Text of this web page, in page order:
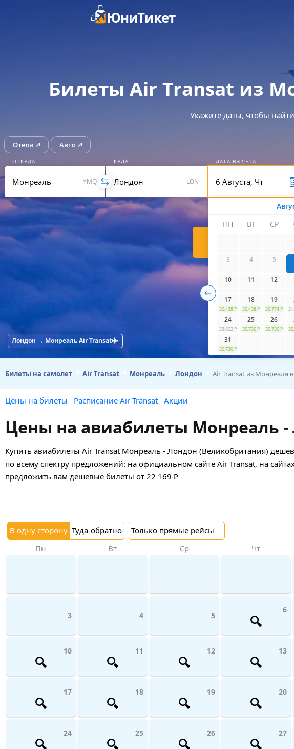
ЮниТикет
Билеты Air Transat из
Укажите даты, чтобы
Отели Авто
ОТКУДА
YMQ
КУДА
LON
ДАТА ВЫЛЕТА
ПН
ВТ СР
3 4 5
10 11 12
17
30,438 ₽
18
30,438 ₽
19
30,774 ₽
24
33,602 ₽
25
30,730 ₽
26
30,730 ₽
31
30,730 ₽
Лондон → Монреаль Air Transat
Билеты на самолет Air Transat Монреаль Лондон Air Transat из Монреаля
Цены на билеты Расписание Air Transat Акции
Цены на авиабилеты Монреаль
Купить авиабилеты Air Transat Монреаль - Лондон (Великобритания)
по всему спектру предложений: на официальном сайте Air Transat, на
предложить вам дешевые билеты от 22 169 ₽
В одну сторону Туда-обратно Только прямые рейсы
Пн Вт Ср Чт
3 4 5
6
10 11 12 13
17 18 19 20
24 25 26 27